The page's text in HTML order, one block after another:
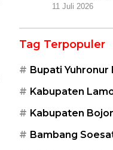
11 Juli 2026
Tag Terpopuler
Bupati Yuhronur
Kabupaten
Kabupaten
Bambang